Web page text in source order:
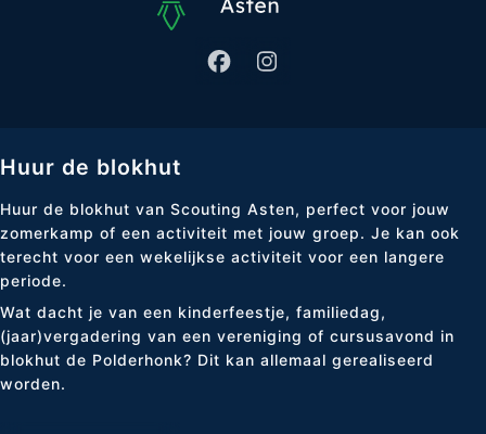
Huur de blokhut
Huur de blokhut van Scouting Asten, perfect voor jouw
zomerkamp of een activiteit met jouw groep. Je kan ook
terecht voor een wekelijkse activiteit voor een langere
periode.
Wat dacht je van een kinderfeestje, familiedag,
(jaar)vergadering van een vereniging of cursusavond in
blokhut de Polderhonk? Dit kan allemaal gerealiseerd
worden.